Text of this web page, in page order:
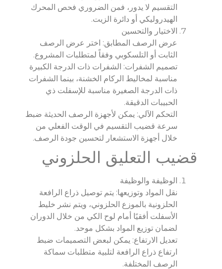
التقسيم لا يدور، فمن الضروري فحص المحرك
الهيدروليكي أو دائرة الزيت.
الاختيار والتحسين
عرض الرصف المطابق: اختر عرض الرصف
الثابت أو التلسكوبي وفقاً لمتطلبات المشروع.
تصميم الشفرات: الشفرات ذات الدرجة الكبيرة
مناسبة لمخاليط الركام الخشنة، بينما الشفرات
ذات الدرجة الصغيرة مناسبة للإسفلت ذي
الحبيبات الدقيقة.
التحكم الآلي: يمكن لأجهزة الرصف الحديثة ضبط
سرعة قضيب التقسيم في الوقت الفعلي من
خلال أجهزة الاستشعار لتحسين جودة الرصف.
قضيب التعليق الحلزوني
الوظيفة والوظيفة
نقل المواد وتوزيعها: يتم توصيل ذراع الرافعة
الحلزونية بالموزع الحلزوني، ويتم نشر خليط
الأسفلت أفقيًا أمام لوح الكي من خلال الدوران
لضمان توزيع المواد بشكل موحد.
تعديل الارتفاع: يمكن لبعض التصميمات ضبط
ارتفاع ذراع الرافعة لتلبية متطلبات سماكة
الرصف المختلفة.